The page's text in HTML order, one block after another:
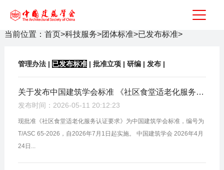
当前位置： 首页>科技服务>团体标准>已发布标准>
管理办法| 已发布标准| 批准立项| 研编| 发布|
关于发布中国建筑学会标准 《社区食堂适老化服务认证要求》的公告
发布时间：2026-05-11 20:12:23
现批准《社区食堂适老化服务认证要求》为中国建筑学会标准，编号为
T/ASC 65-2026，自2026年7月1日起实施。 中国建筑学会 2026年4月
24日...